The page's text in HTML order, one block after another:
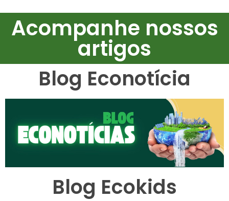
Acompanhe nossos
artigos
Blog Econotícia
Blog Ecokids